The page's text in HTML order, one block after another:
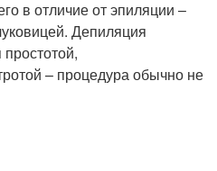
в отличие от эпиляции –
Депиляция
– процедура обычно не